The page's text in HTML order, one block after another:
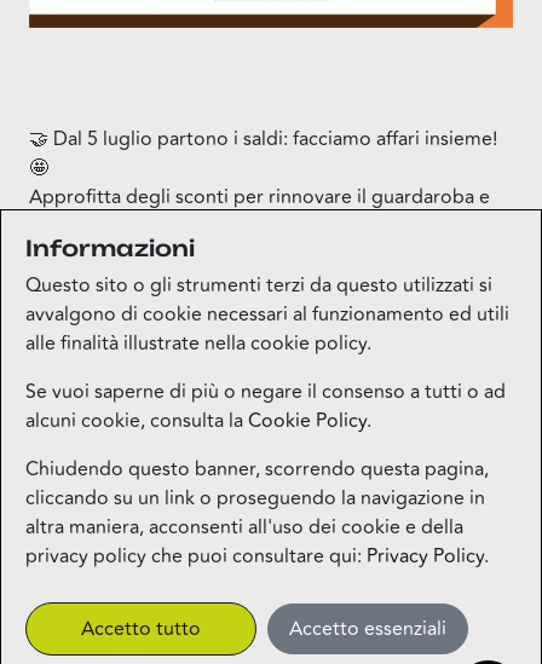
🤝 Dal 5 luglio partono i saldi: facciamo affari insieme!
🤩
Approfitta degli sconti per rinnovare il guardaroba e
nei nostri ristoranti.
Allora, affare fatto?
Informazioni
Questo sito o gli strumenti terzi da questo utilizzati si
avvalgono di cookie necessari al funzionamento ed utili
alle finalità illustrate nella cookie policy.
Se vuoi saperne di più o negare il consenso a tutti o ad
alcuni cookie, consulta laCookie Policy.
Chiudendo questo banner, scorrendo questa pagina,
cliccando su un link o proseguendo la navigazione in
altra maniera, acconsenti all'uso dei cookie e della
privacy policy che puoi consultare qui: Privacy Policy.
Accetto tutto Accetto essenziali
Contatti
More